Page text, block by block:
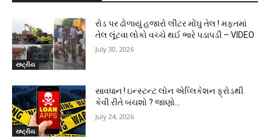
રાષ્ટ્રીય
રોડ પર ઢોળાયું હજારો લીટર મોંઘુ તેલ ! મફતમાં
તેલ લૂંટવા લોકો વચ્ચે થઈ ભારે પડાપડી – VIDEO
July 30, 2026
રાષ્ટ્રીય
સાવધાન ! ઇન્સ્ટન્ટ લોન એપ્લિકેશન ફ્રોડથી
કેવી રીતે બચશો ? જાણો…
July 24, 2026